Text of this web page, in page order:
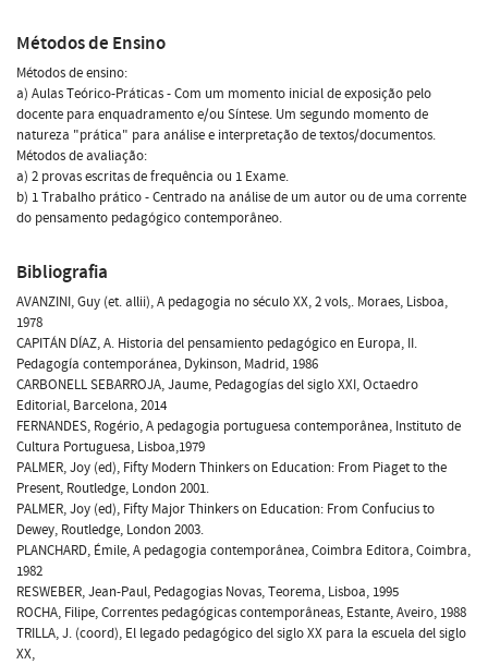
Métodos de Ensino
Métodos de ensino:
a) Aulas Teórico-Práticas - Com um momento inicial de exposição pelo
docente para enquadramento e/ou Síntese. Um segundo momento de
natureza "prática" para análise e interpretação de textos/documentos.
Métodos de avaliação:
a) 2 provas escritas de frequência ou 1 Exame.
b) 1 Trabalho prático - Centrado na análise de um autor ou de uma corrente
do pensamento pedagógico contemporâneo.
Bibliografia
AVANZINI, Guy (et. allii), A pedagogia no século XX, 2 vols,. Moraes, Lisboa,
1978
CAPITÁN DÍAZ, A. Historia del pensamiento pedagógico en Europa, II.
Pedagogía contemporánea, Dykinson, Madrid, 1986
CARBONELL SEBARROJA, Jaume, Pedagogías del siglo XXI, Octaedro
Editorial, Barcelona, 2014
FERNANDES, Rogério, A pedagogia portuguesa contemporânea, Instituto de
Cultura Portuguesa, Lisboa,1979
PALMER, Joy (ed), Fifty Modern Thinkers on Education: From Piaget to the
Present, Routledge, London 2001.
PALMER, Joy (ed), Fifty Major Thinkers on Education: From Confucius to
Dewey, Routledge, London 2003.
PLANCHARD, Émile, A pedagogia contemporânea, Coimbra Editora, Coimbra,
1982
RESWEBER, Jean-Paul, Pedagogias Novas, Teorema, Lisboa, 1995
ROCHA, Filipe, Correntes pedagógicas contemporâneas, Estante, Aveiro, 1988
TRILLA, J. (coord), El legado pedagógico del siglo XX para la escuela del siglo
XX,